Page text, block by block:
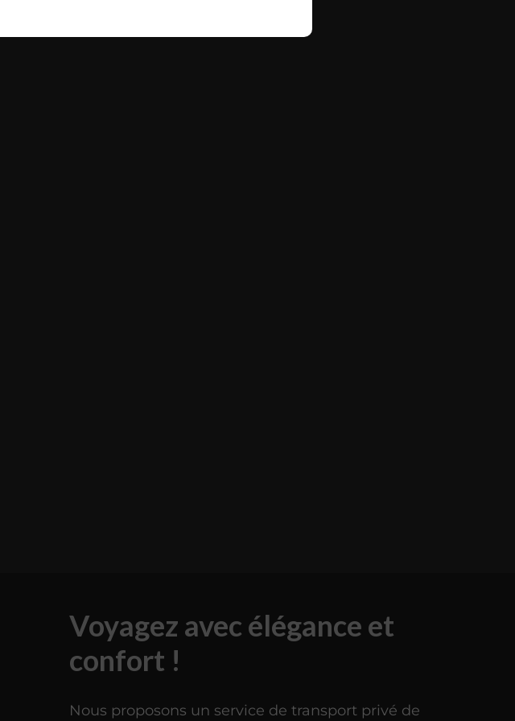
Voyagez avec élégance et
confort !
Nous proposons un service de transport privé de